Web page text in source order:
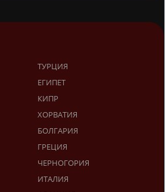
ТУРЦИЯ
ЕГИПЕТ
КИПР
ХОРВАТИЯ
БОЛГАРИЯ
ГРЕЦИЯ
ЧЕРНОГОРИЯ
ИТАЛИЯ